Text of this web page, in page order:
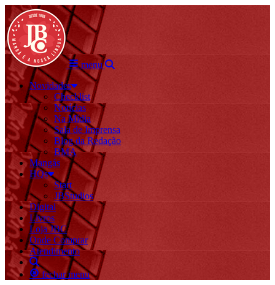
menu
Novidades
Checklist
Notícias
Na Mídia
Sala de Imprensa
Blog da Redação
BMA
Mangás
HQs
Start
JBStudios
Digital
Livros
Loja JBC
Onde Comprar
Atendimento
fechar menu